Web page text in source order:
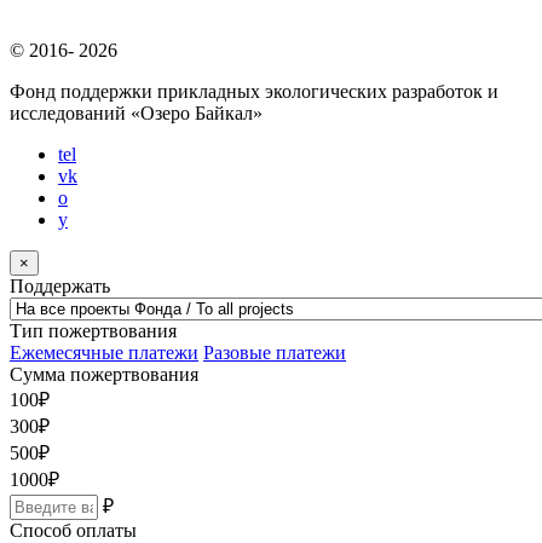
© 2016- 2026
Фонд поддержки прикладных экологических разработок и
исследований «Озеро Байкал»
tel
vk
o
y
×
Поддержать
Тип пожертвования
Ежемесячные платежи Разовые платежи
Сумма пожертвования
100₽
300₽
500₽
1000₽
₽
Способ оплаты